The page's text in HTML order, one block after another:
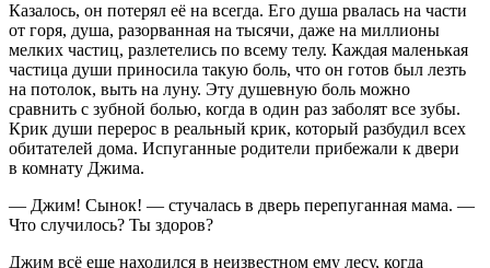
Казалось, он потерял её на всегда. Его душа рвалась на части
от горя, душа, разорванная на тысячи, даже на миллионы
мелких частиц, разлетелись по всему телу. Каждая маленькая
частица души приносила такую боль, что он готов был лезть
на потолок, выть на луну. Эту душевную боль можно
сравнить с зубной болью, когда в один раз заболят все зубы.
Крик души перерос в реальный крик, который разбудил всех
обитателей дома. Испуганные родители прибежали к двери
в комнату Джима.
— Джим! Сынок! — стучалась в дверь перепуганная мама. —
Что случилось? Ты здоров?
Джим всё еще находился в неизвестном ему лесу, когда